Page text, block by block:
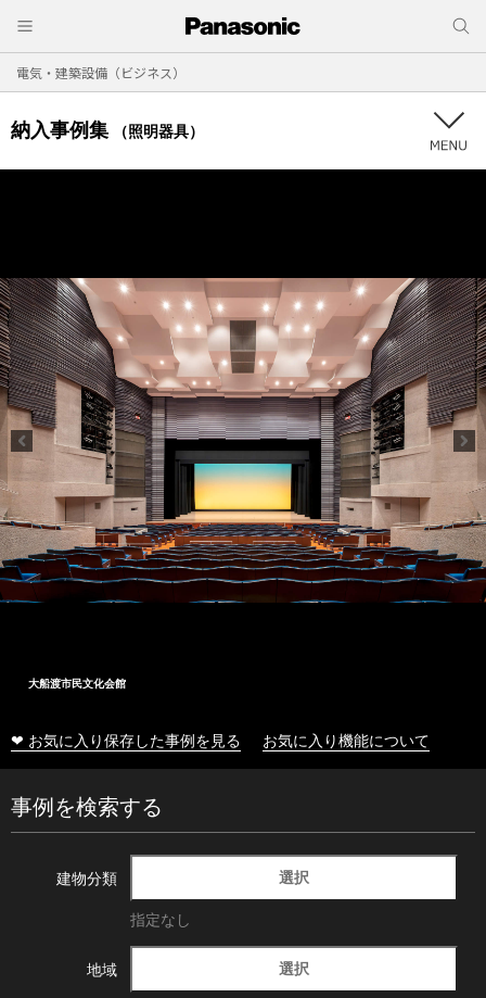
電気・建築設備（ビジネス）
納入事例集 （照明器具）
大船渡市民文化会館
❤ お気に入り保存した事例を見る お気に入り機能について
事例を検索する
建物分類 選択
指定なし
地域 選択